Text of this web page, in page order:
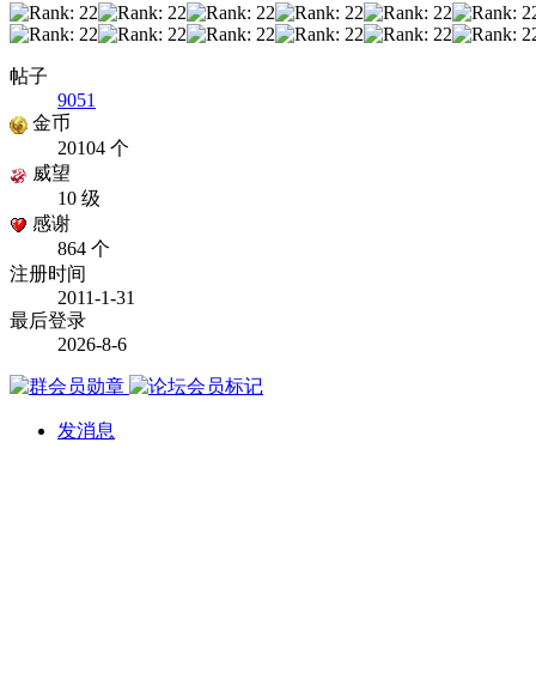
帖子
9051
金币
20104 个
威望
10 级
感谢
864 个
注册时间
2011-1-31
最后登录
2026-8-6
发消息